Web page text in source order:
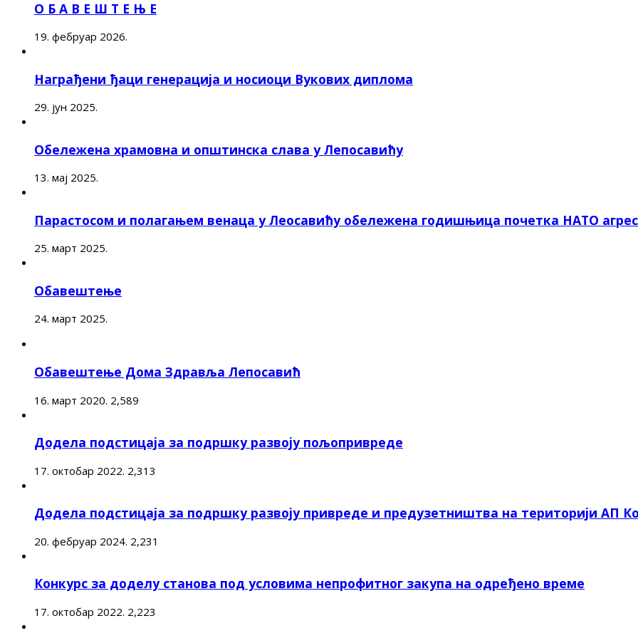
О Б А В Е Ш Т Е Њ Е
19. фебруар 2026.
Награђени ђаци генерација и носиоци Вукових диплома
29. јун 2025.
Обележена храмовна и општинска слава у Лепосавићу
13. мај 2025.
Парастосом и полагањем венаца у Леосавићу обележена годишњица почетка НАТО
25. март 2025.
Обавештење
24. март 2025.
Обавештење Дома Здравља Лепосавић
16. март 2020. 2,589
Додела подстицаја за подршку развоју пољопривреде
17. октобар 2022. 2,313
Додела подстицаја за подршку развоју привреде и предузетништва на територији АП
20. фебруар 2024. 2,231
Конкурс за доделу станова под условима непрофитног закупа на одређено време
17. октобар 2022. 2,223